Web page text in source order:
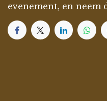
evenement, en neem